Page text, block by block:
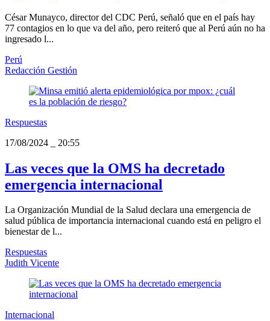
César Munayco, director del CDC Perú, señaló que en el país hay
77 contagios en lo que va del año, pero reiteró que al Perú aún no ha
ingresado l...
Perú
Redacción Gestión
Respuestas
17/08/2024
20:55
Las veces que la OMS ha decretado
emergencia internacional
La Organización Mundial de la Salud declara una emergencia de
salud pública de importancia internacional cuando está en peligro el
bienestar de l...
Respuestas
Judith Vicente
Internacional